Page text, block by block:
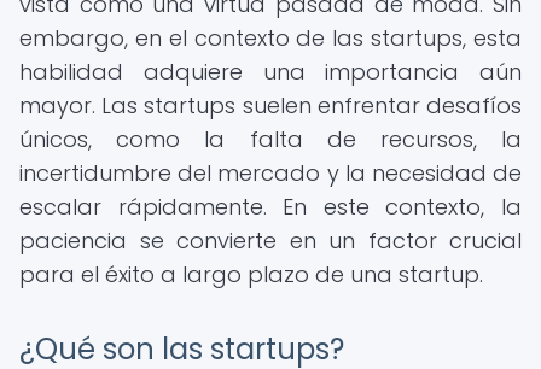
embargo, en el contexto de las startups, esta
habilidad adquiere una importancia aún
mayor. Las startups suelen enfrentar desafíos
únicos, como la falta de recursos, la
incertidumbre del mercado y la necesidad de
escalar rápidamente. En este contexto, la
paciencia se convierte en un factor crucial
para el éxito a largo plazo de una startup.
¿Qué son las startups?